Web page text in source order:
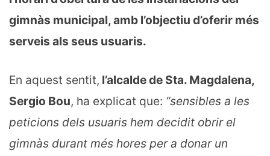
gimnàs municipal, amb l’objectiu d’oferir més
serveis als seus usuaris.
En aquest sentit, l’alcalde de Sta. Magdalena,
Sergio Bou, ha explicat que: “sensibles a les
peticions dels usuaris hem decidit obrir el
gimnàs durant més hores per a donar un